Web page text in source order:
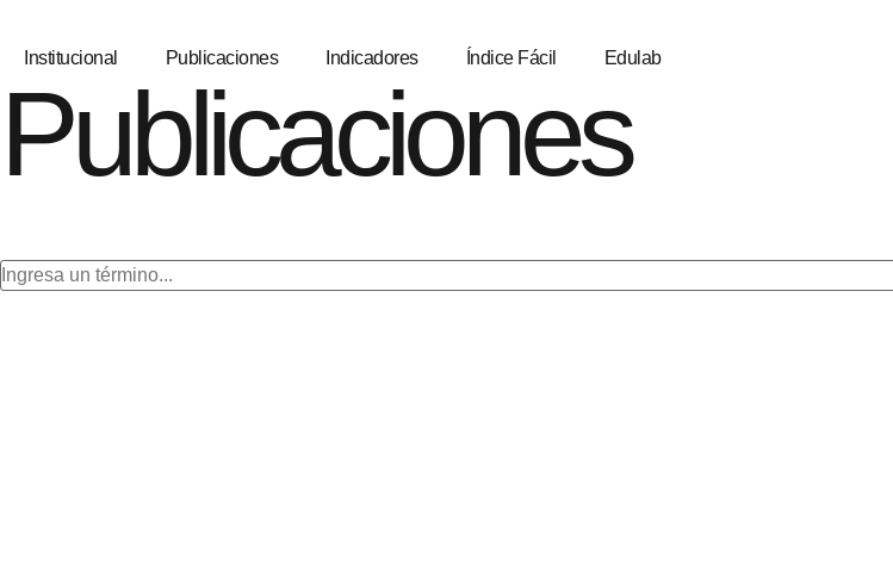
Institucional Publicaciones Indicadores Índice Fácil Edulab
Publicaciones